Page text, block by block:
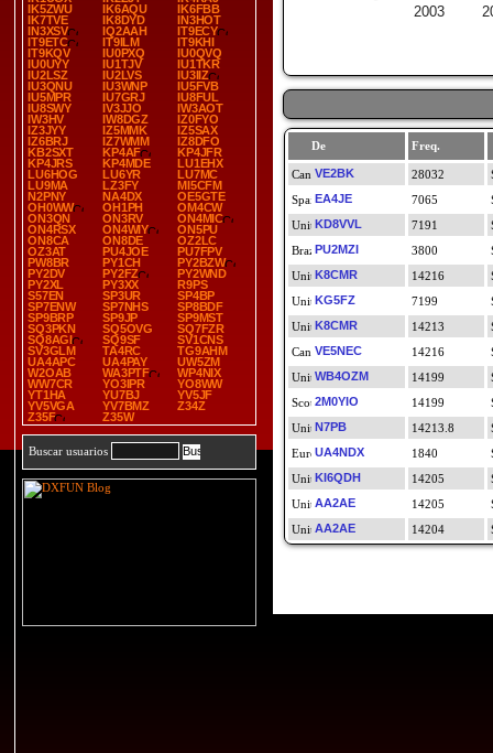
IK5ZWU
IK6AQU
IK6FBB
IK7TVE
IK8DYD
IN3HOT
IN3XSV
IQ2AAH
IT9ECY
IT9ETC
IT9ILM
IT9KHI
IT9KQV
IU0PXQ
IU0QVQ
IU0UYY
IU1TJV
IU1TKR
IU2LSZ
IU2LVS
IU3IIZ
IU3QNU
IU3WNP
IU5FVB
IU5MPR
IU7GRJ
IU8FUL
IU8SWY
IV3JJO
IW3AOT
IW3HV
IW8DGZ
IZ0FYO
IZ3JYY
IZ5MMK
IZ5SAX
IZ6BRJ
IZ7WMM
IZ8DFO
KB2SXT
KP4AF
KP4JFR
KP4JRS
KP4MDE
LU1EHX
LU6HOG
LU6YR
LU7MC
LU9MA
LZ3FY
MI5CFM
N2PNY
NA4DX
OE5GTE
OH0WW
OH1PH
OM4CW
ON3QN
ON3RV
ON4MIC
ON4RSX
ON4WIY
ON5PU
ON8CA
ON8DE
OZ2LC
OZ3AT
PU4JOE
PU7FPV
PW8BR
PY1CH
PY2BZW
PY2DV
PY2FZ
PY2WND
PY2XL
PY3XX
R9PS
S57EN
SP3UR
SP4BP
SP7ENW
SP7NHS
SP8BDF
SP9BRP
SP9JP
SP9MST
SQ3PKN
SQ5OVG
SQ7FZR
SQ8AGI
SQ9SF
SV1CNS
SV3GLM
TA4RC
TG9AHM
UA4APC
UA4PAY
UW5ZM
W2OAB
WA3PTF
WP4NIX
WW7CR
YO3IPR
YO8WW
YT1HA
YU7BJ
YV5JF
YV5VGA
YV7BMZ
Z34Z
Z35F
Z35W
Buscar usuarios
2003
De Freq.
VE2BK
28032
EA4JE
7065
KD8VVL
7191
PU2MZI
3800
K8CMR
14216
KG5FZ
7199
K8CMR
14213
VE5NEC
14216
WB4OZM
14199
2M0YIO
14199
N7PB
14213.8
UA4NDX
1840
KI6QDH
14205
AA2AE
14205
AA2AE
14204